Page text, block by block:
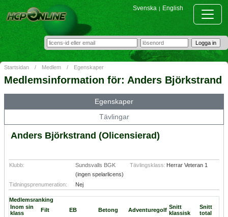
Svenska | English
Startsidan / Medlem / Egenskaper
Medlemsinformation för: Anders Björkstrand
Egenskaper
Tävlingar
Anders Björkstrand (Olicensierad)
Klubb:
Sundsvalls BGK
(ingen spelarlicens)
Tävlingsklass: Herrar Veteran 1
Tidningsprenumeration: Nej
Medlemsranking
Inom sin
klass
Filt EB Betong Adventuregolf Snitt
klassisk
Snitt
total